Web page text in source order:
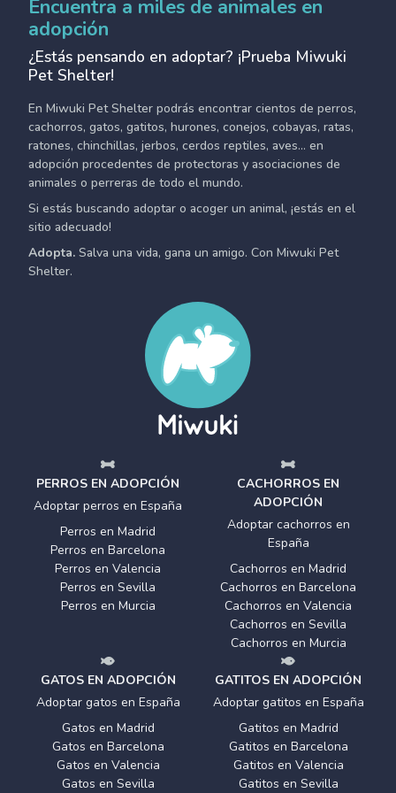
Encuentra a miles de animales en
adopción
¿Estás pensando en adoptar? ¡Prueba Miwuki
Pet Shelter!
En Miwuki Pet Shelter podrás encontrar cientos de perros,
cachorros, gatos, gatitos, hurones, conejos, cobayas, ratas,
ratones, chinchillas, jerbos, cerdos reptiles, aves... en
adopción procedentes de protectoras y asociaciones de
animales o perreras de todo el mundo.
Si estás buscando adoptar o acoger un animal, ¡estás en el
sitio adecuado!
Adopta. Salva una vida, gana un amigo. Con Miwuki Pet
Shelter.
PERROS EN ADOPCIÓN
Adoptar perros en España
Perros en Madrid
Perros en Barcelona
Perros en Valencia
Perros en Sevilla
Perros en Murcia
CACHORROS EN
ADOPCIÓN
Adoptar cachorros en
España
Cachorros en Madrid
Cachorros en Barcelona
Cachorros en Valencia
Cachorros en Sevilla
Cachorros en Murcia
GATOS EN ADOPCIÓN
Adoptar gatos en España
Gatos en Madrid
Gatos en Barcelona
Gatos en Valencia
Gatos en Sevilla
GATITOS EN ADOPCIÓN
Adoptar gatitos en España
Gatitos en Madrid
Gatitos en Barcelona
Gatitos en Valencia
Gatitos en Sevilla